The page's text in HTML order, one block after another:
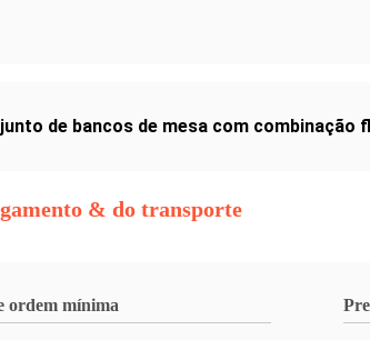
de bancos de mesa com combinação
& do transporte
ordem mínima